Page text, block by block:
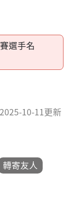
選手名
2025-10-11更新